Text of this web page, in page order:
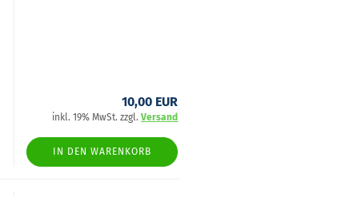
10,00 EUR
inkl. 19% MwSt. zzgl.Versand
IN DEN WARENKORB